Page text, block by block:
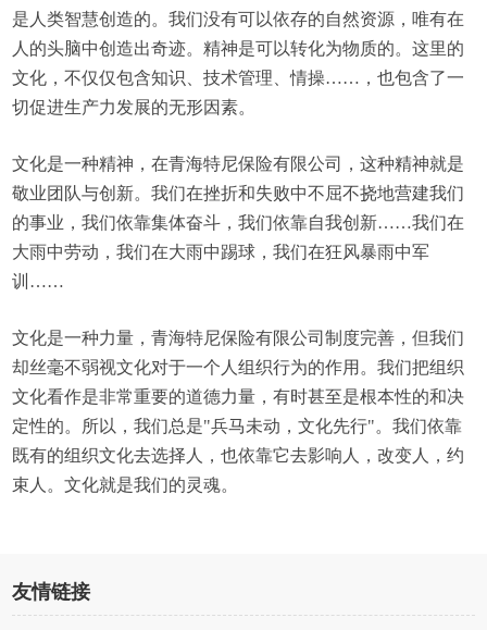
是人类智慧创造的。我们没有可以依存的自然资源，唯有在
人的头脑中创造出奇迹。精神是可以转化为物质的。这里的
文化，不仅仅包含知识、技术管理、情操……，也包含了一
切促进生产力发展的无形因素。
文化是一种精神，在青海特尼保险有限公司，这种精神就是
敬业团队与创新。我们在挫折和失败中不屈不挠地营建我们
的事业，我们依靠集体奋斗，我们依靠自我创新……我们在
大雨中劳动，我们在大雨中踢球，我们在狂风暴雨中军
训……
文化是一种力量，青海特尼保险有限公司制度完善，但我们
却丝毫不弱视文化对于一个人组织行为的作用。我们把组织
文化看作是非常重要的道德力量，有时甚至是根本性的和决
定性的。所以，我们总是"兵马未动，文化先行"。我们依靠
既有的组织文化去选择人，也依靠它去影响人，改变人，约
束人。文化就是我们的灵魂。
友情链接